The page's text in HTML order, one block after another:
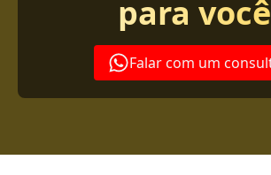
para
Falar com um